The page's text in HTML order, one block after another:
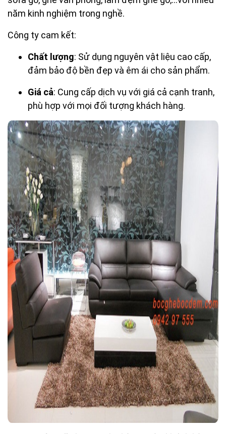
năm kinh nghiệm trong nghề.
Công ty cam kết:
Chất lượng: Sử dụng nguyên vật liệu cao cấp,
đảm bảo độ bền đẹp và êm ái cho sản phẩm.
Giá cả: Cung cấp dịch vụ với giá cả cạnh tranh,
phù hợp với mọi đối tượng khách hàng.